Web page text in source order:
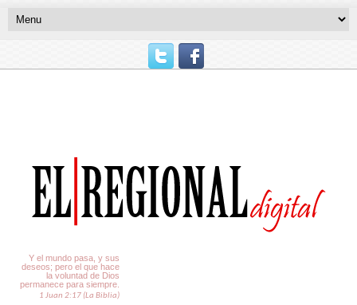
Y el mundo pasa, y sus
deseos; pero el que hace
la voluntad de Dios
permanece para siempre.
1 Juan 2:17 (La Biblia)